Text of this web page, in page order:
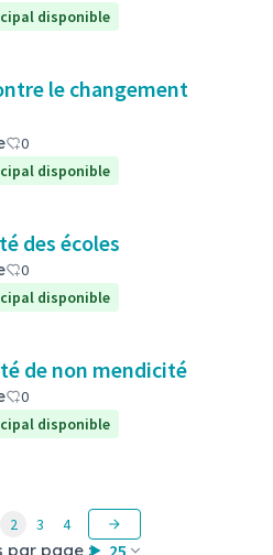
disponible
le changement
0
disponible
des écoles
0
disponible
de non mendicité
0
disponible
par page : 25
2 3 4